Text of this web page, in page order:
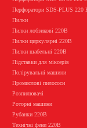
Перфоратори SDS-PLUS 220
Пилки
Пилки лобзикові 220В
Пилки циркулярні 220В
Пилки шабельні 220В
Підставки для міксерів
Полірувальні машини
Промислові пилососи
Розпилювачі
Роторні машини
Рубанки 220В
Технічні фени 220В